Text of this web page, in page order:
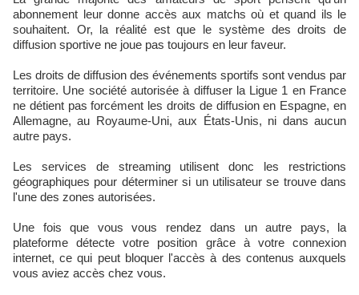
abonnement leur donne accès aux matchs où et quand ils le
souhaitent. Or, la réalité est que le système des droits de
diffusion sportive ne joue pas toujours en leur faveur.
Les droits de diffusion des événements sportifs sont vendus par
territoire. Une société autorisée à diffuser la Ligue 1 en France
ne détient pas forcément les droits de diffusion en Espagne, en
Allemagne, au Royaume-Uni, aux États-Unis, ni dans aucun
autre pays.
Les services de streaming utilisent donc les restrictions
géographiques pour déterminer si un utilisateur se trouve dans
l'une des zones autorisées.
Une fois que vous vous rendez dans un autre pays, la
plateforme détecte votre position grâce à votre connexion
internet, ce qui peut bloquer l'accès à des contenus auxquels
vous aviez accès chez vous.